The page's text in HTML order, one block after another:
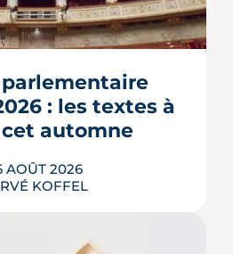
: les textes à
automne
AOÛT 2026
KOFFEL